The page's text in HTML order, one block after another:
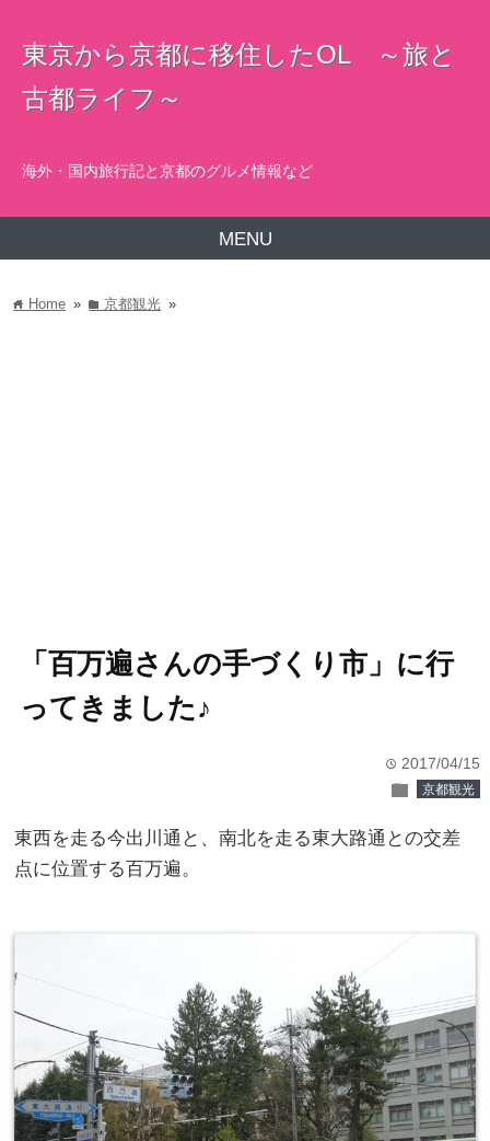
東京から京都に移住したOL ～旅と
古都ライフ～
海外・国内旅行記と京都のグルメ情報など
MENU
home Home » folder京都観光 »
「百万遍さんの手づくり市」に行
ってきました♪
time 2017/04/15
folder 京都観光
東西を走る今出川通と、南北を走る東大路通との交差
点に位置する百万遍。